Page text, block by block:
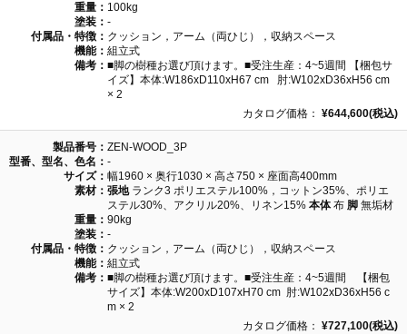
重量： 100kg
塗装： -
付属品・特徴： クッション，アーム（両ひじ），収納スペース
機能： 組立式
備考： ■脚の樹種お選び頂けます。■受注生産：4~5週間 【梱包サ
イズ】本体:W186xD110xH67 cm 肘:W102xD36xH56 cm
× 2
カタログ価格： ¥644,600(税込)
製品番号： ZEN-WOOD_3P
型番、型名、色名： -
サイズ： 幅1960 × 奥行1030 × 高さ750 × 座面高400mm
素材： 張地ランク3 ポリエステル100%，コットン35%、ポリエ
ステル30%、アクリル20%、リネン15% 本体布 脚 無垢材
重量： 90kg
塗装： -
付属品・特徴： クッション，アーム（両ひじ），収納スペース
機能： 組立式
備考： ■脚の樹種お選び頂けます。■受注生産：4~5週間 【梱包
サイズ】本体:W200xD107xH70 cm 肘:W102xD36xH56 c
m × 2
カタログ価格： ¥727,100(税込)